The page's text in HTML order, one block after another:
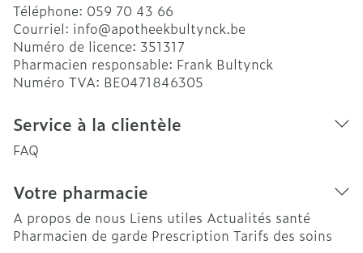
Téléphone: 059 70 43 66
Courriel: info@apotheekbultynck.be
Numéro de licence: 351317
Pharmacien responsable: Frank Bultynck
Numéro TVA: BE0471846305
Service à la clientèle
FAQ
Votre pharmacie
A propos de nous Liens utiles Actualités santé
Pharmacien de garde Prescription Tarifs des soins